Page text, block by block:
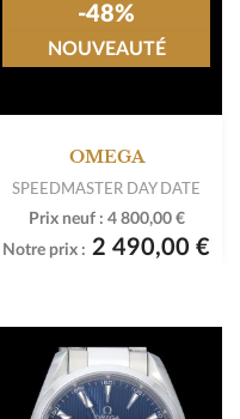
OMEGA
SPEEDMASTER DAY DATE
Prix neuf : 4 800,00 €
Notre prix : 2 490,00 €
-48%
NOUVEAUTÉ